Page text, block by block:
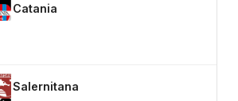
Catania
Salernitana